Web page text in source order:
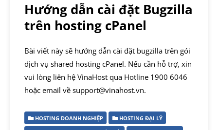
Hướng dẫn cài đặt Bugzilla
trên hosting cPanel
Bài viết này sẽ hướng dẫn cài đặt bugzilla trên gói
dịch vụ shared hosting cPanel. Nếu cần hỗ trợ, xin
vui lòng liên hệ VinaHost qua Hotline 1900 6046
hoặc email về support@vinahost.vn.
HOSTING DOANH NGHIỆP
HOSTING ĐẠI LÝ